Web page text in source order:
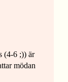
(4-6 ;)) är
mödan